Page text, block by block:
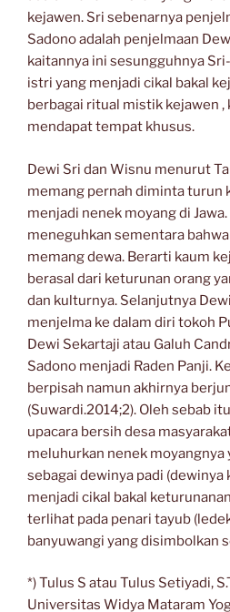
kejawen. Sri sebenarnya
Sadono adalah penjelmaan
kaitannya ini sesungguhnya
istri yang menjadi cikal bakal
berbagai ritual mistik kejawen ,
mendapat tempat khusus.
Dewi Sri dan Wisnu menurut
memang pernah diminta turun
menjadi nenek moyang di
meneguhkan sementara
memang dewa. Berarti kaum
berasal dari keturunan orang
dan kulturnya. Selanjutnya
menjelma ke dalam diri tokoh
Dewi Sekartaji atau Galuh
Sadono menjadi Raden Panji.
berpisah namun akhirnya
(Suwardi.2014;2). Oleh sebab
upacara bersih desa
meluhurkan nenek moyangnya
sebagai dewinya padi (dewinya
menjadi cikal bakal
terlihat pada penari tayub
banyuwangi yang disimbolkan
*) Tulus S atau Tulus Setiyadi,
Universitas Widya Mataram